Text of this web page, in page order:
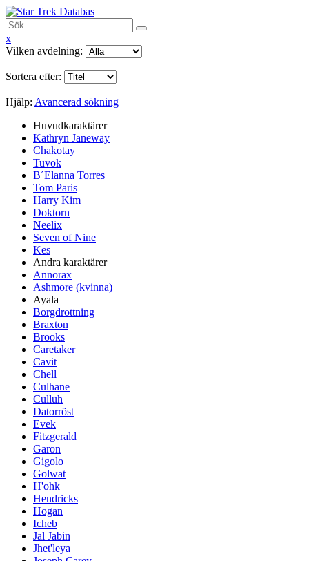
x
Vilken avdelning:
Sortera efter:
Hjälp: Avancerad sökning
Huvudkaraktärer
Kathryn Janeway
Chakotay
Tuvok
B´Elanna Torres
Tom Paris
Harry Kim
Doktorn
Neelix
Seven of Nine
Kes
Andra karaktärer
Annorax
Ashmore (kvinna)
Ayala
Borgdrottning
Braxton
Brooks
Caretaker
Cavit
Chell
Culhane
Culluh
Datorröst
Evek
Fitzgerald
Garon
Gigolo
Golwat
H'ohk
Hendricks
Hogan
Icheb
Jal Jabin
Jhet'leya